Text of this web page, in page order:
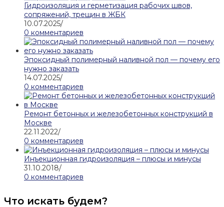
Гидроизоляция и герметизация рабочих швов,
сопряжений, трещин в ЖБК
10.07.2025/
0 комментариев
Эпоксидный полимерный наливной пол — почему его
нужно заказать
14.07.2025/
0 комментариев
Ремонт бетонных и железобетонных конструкций в
Москве
22.11.2022/
0 комментариев
Инъекционная гидроизоляция – плюсы и минусы
31.10.2018/
0 комментариев
Что искать будем?